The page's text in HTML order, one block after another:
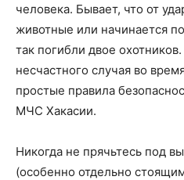
человека. Бывает, что от
животные или начинается
так погибли двое
несчастного случая во
простые правила
МЧС Хакасии.
Никогда не прячьтесь под
(особенно отдельно